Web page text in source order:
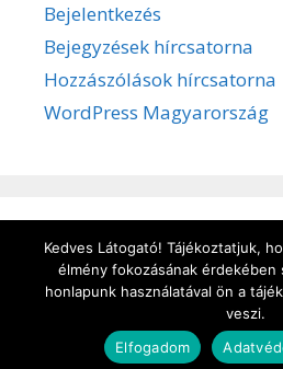
Bejelentkezés
Bejegyzések hírcsatorna
Hozzászólások hírcsatorna
WordPress Magyarország
Adatvédelem /Süti
© 2026 kulturbanyasz.hu•
Kedves Látogató! Tájékoztatjuk,
élmény fokozásának érdekében
honlapunk használatával ön a
veszi.
Elfogadom